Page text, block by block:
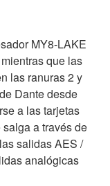
MY8-LAKE
que las
las ranuras 2 y
Dante desde
a las tarjetas
a través de
salidas AES /
analógicas